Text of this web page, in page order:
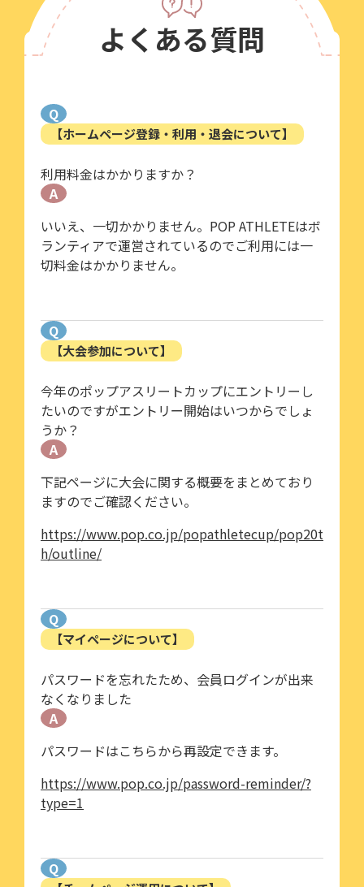
よくある質問
Q
【ホームページ登録・利用・退会について】
利用料金はかかりますか？
A
いいえ、一切かかりません。POP ATHLETEはボ
ランティアで運営されているのでご利用には一
切料金はかかりません。
Q
【大会参加について】
今年のポップアスリートカップにエントリーし
たいのですがエントリー開始はいつからでしょ
うか？
A
下記ページに大会に関する概要をまとめており
ますのでご確認ください。
https://www.pop.co.jp/popathletecup/pop20t
h/outline/
Q
【マイページについて】
パスワードを忘れたため、会員ログインが出来
なくなりました
A
パスワードはこちらから再設定できます。
https://www.pop.co.jp/password-reminder/?
type=1
Q